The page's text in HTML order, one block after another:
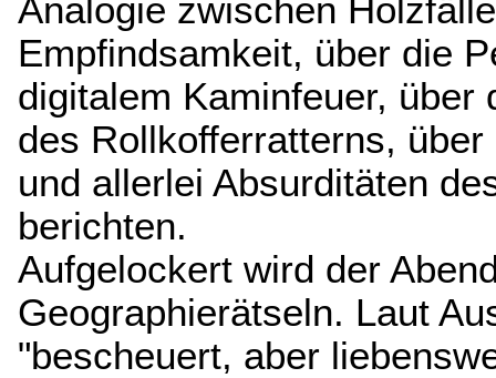
Analogie zwischen
Empfindsamkeit, über die
digitalem Kaminfeuer, über
des Rollkofferratterns,
und allerlei Absurditäten
berichten.
Aufgelockert wird der
Geographierätseln. Laut
"bescheuert, aber